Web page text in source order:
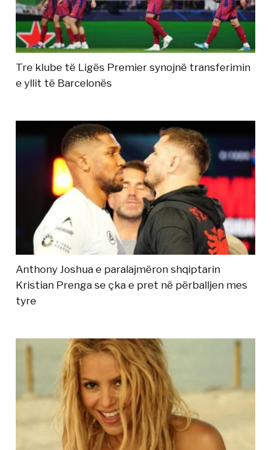
Tre klube të Ligës Premier synojnë transferimin
e yllit të Barcelonës
Anthony Joshua e paralajmëron shqiptarin
Kristian Prenga se çka e pret në përballjen mes
tyre